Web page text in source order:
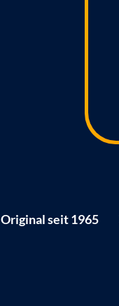
Original seit 1965